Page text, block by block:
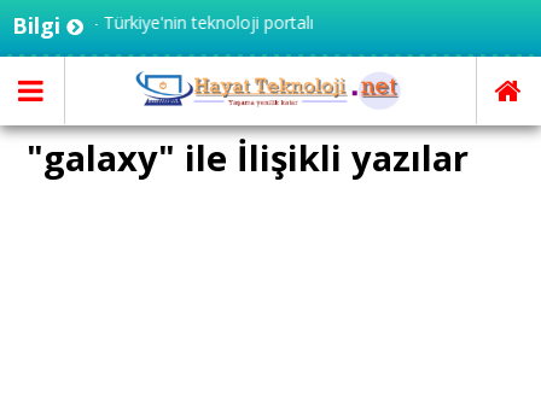
Bilgi - Türkiye'nin teknoloji portalı
"galaxy" ile İlişikli yazılar